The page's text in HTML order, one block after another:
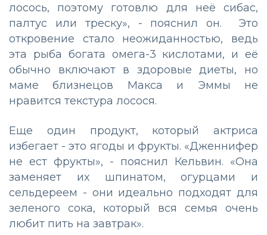
лосось, поэтому готовлю для неё сибас,
палтус или треску», - пояснил он. Это
откровение стало неожиданностью, ведь
эта рыба богата омега-3 кислотами, и её
обычно включают в здоровые диеты, но
маме близнецов Макса и Эммы не
нравится текстура лосося.
Еще один продукт, который актриса
избегает - это ягоды и фрукты. «Дженнифер
не ест фрукты», - пояснил Кельвин. «Она
заменяет их шпинатом, огурцами и
сельдереем - они идеально подходят для
зеленого сока, который вся семья очень
любит пить на завтрак».